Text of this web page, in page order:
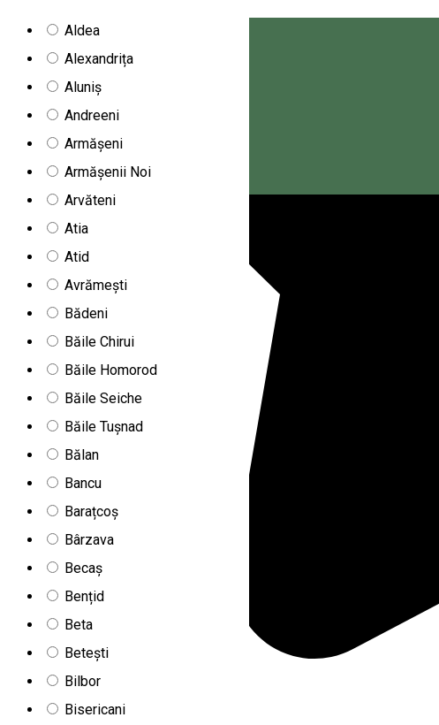
Magyar
Aldea
Alexandrița
Aluniș
Andreeni
Armășeni
Armășenii Noi
Arvăteni
Atia
Atid
Avrămești
Bădeni
Băile Chirui
Băile Homorod
Băile Seiche
Băile Tușnad
Bălan
Bancu
Barațcoș
Bârzava
Becaș
Bențid
Beta
Betești
Bilbor
Bisericani